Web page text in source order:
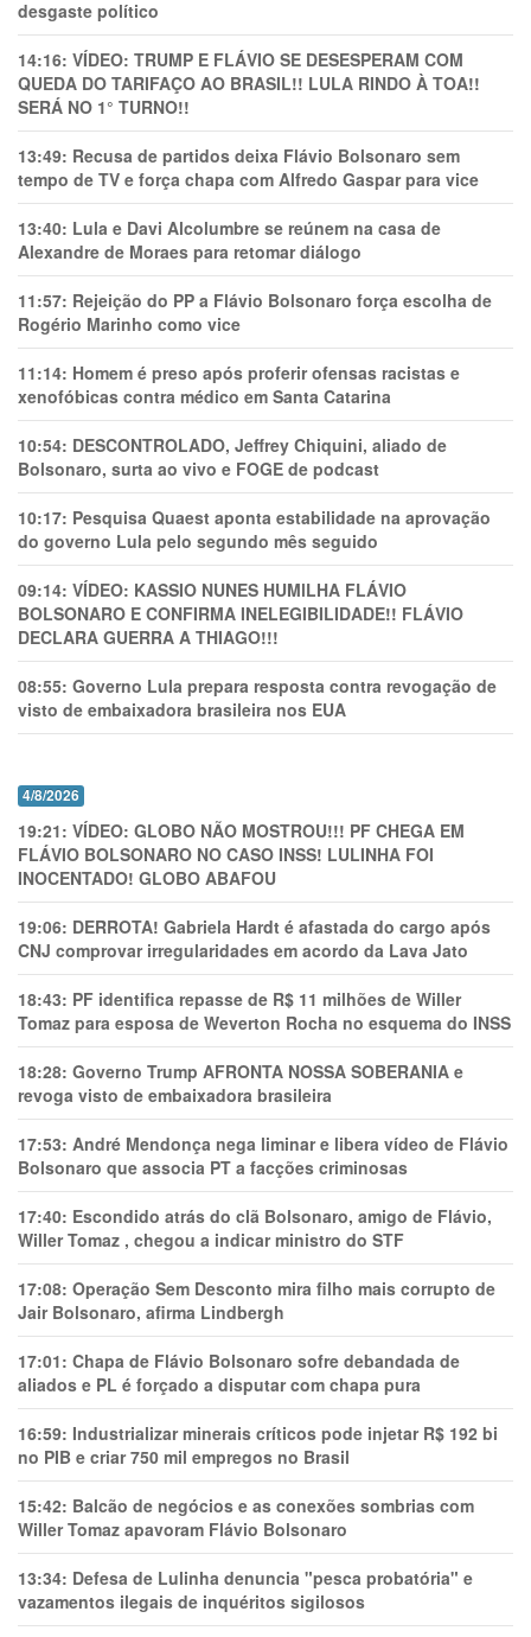
desgaste político
14:16: VÍDEO: TRUMP E FLÁVIO SE DESESPERAM COM
QUEDA DO TARIFAÇO AO BRASIL!! LULA RINDO À TOA!!
SERÁ NO 1° TURNO!!
13:49: Recusa de partidos deixa Flávio Bolsonaro sem
tempo de TV e força chapa com Alfredo Gaspar para vice
13:40: Lula e Davi Alcolumbre se reúnem na casa de
Alexandre de Moraes para retomar diálogo
11:57: Rejeição do PP a Flávio Bolsonaro força escolha de
Rogério Marinho como vice
11:14: Homem é preso após proferir ofensas racistas e
xenofóbicas contra médico em Santa Catarina
10:54: DESCONTROLADO, Jeffrey Chiquini, aliado de
Bolsonaro, surta ao vivo e FOGE de podcast
10:17: Pesquisa Quaest aponta estabilidade na aprovação
do governo Lula pelo segundo mês seguido
09:14: VÍDEO: KASSIO NUNES HUMlLHA FLÁVIO
BOLSONARO E CONFIRMA INELEGIBILIDADE!! FLÁVIO
DECLARA GUERRA A THIAGO!!!
08:55: Governo Lula prepara resposta contra revogação de
visto de embaixadora brasileira nos EUA
4/8/2026
19:21: VÍDEO: GLOBO NÃO MOSTROU!!! PF CHEGA EM
FLÁVIO BOLSONARO NO CASO INSS! LULINHA FOI
INOCENTADO! GLOBO ABAFOU
19:06: DERROTA! Gabriela Hardt é afastada do cargo após
CNJ comprovar irregularidades em acordo da Lava Jato
18:43: PF identifica repasse de R$ 11 milhões de Willer
Tomaz para esposa de Weverton Rocha no esquema do INSS
18:28: Governo Trump AFRONTA NOSSA SOBERANIA e
revoga visto de embaixadora brasileira
17:53: André Mendonça nega liminar e libera vídeo de Flávio
Bolsonaro que associa PT a facções criminosas
17:40: Escondido atrás do clã Bolsonaro, amigo de Flávio,
Willer Tomaz , chegou a indicar ministro do STF
17:08: Operação Sem Desconto mira filho mais corrupto de
Jair Bolsonaro, afirma Lindbergh
17:01: Chapa de Flávio Bolsonaro sofre debandada de
aliados e PL é forçado a disputar com chapa pura
16:59: Industrializar minerais críticos pode injetar R$ 192 bi
no PIB e criar 750 mil empregos no Brasil
15:42: Balcão de negócios e as conexões sombrias com
Willer Tomaz apavoram Flávio Bolsonaro
13:34: Defesa de Lulinha denuncia "pesca probatória" e
vazamentos ilegais de inquéritos sigilosos